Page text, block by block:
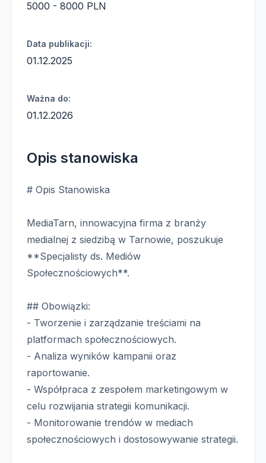
5000 - 8000 PLN
Data publikacji:
01.12.2025
Ważna do:
01.12.2026
Opis stanowiska
# Opis Stanowiska
MediaTarn, innowacyjna firma z branży
medialnej z siedzibą w Tarnowie, poszukuje
**Specjalisty ds. Mediów
Społecznościowych**.
## Obowiązki:
- Tworzenie i zarządzanie treściami na
platformach społecznościowych.
- Analiza wyników kampanii oraz
raportowanie.
- Współpraca z zespołem marketingowym w
celu rozwijania strategii komunikacji.
- Monitorowanie trendów w mediach
społecznościowych i dostosowywanie strategii.